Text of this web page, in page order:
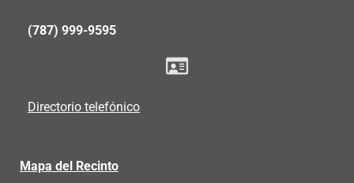
(787) 999-9595
Directorio telefónico
Mapa del Recinto